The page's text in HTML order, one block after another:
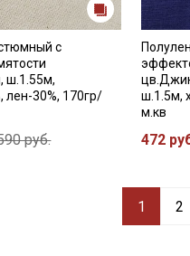
с
ш.1.55м,
лен-30%, 170гр/
руб.
ш.1.5м,
м.кв
472
1 2